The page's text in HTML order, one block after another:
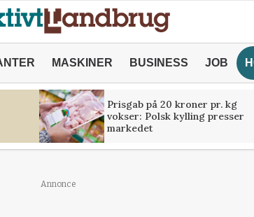
MASKINER BUSINESS JOB
Prisgab på 20 kroner pr. kg
vokser: Polsk kylling presser
markedet
Annonce